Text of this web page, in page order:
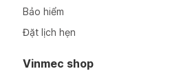
Bảo hiểm
Đặt lịch hẹn
Vinmec shop